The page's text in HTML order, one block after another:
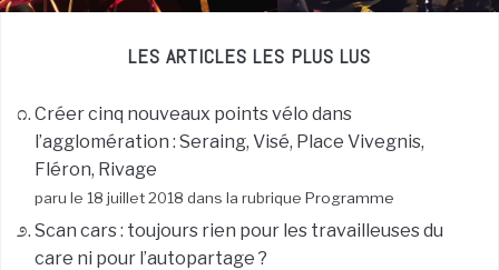
LES ARTICLES LES PLUS LUS
Créer cinq nouveaux points vélo dans
l’agglomération : Seraing, Visé, Place Vivegnis,
Fléron, Rivage
paru le 18 juillet 2018 dans la rubrique Programme
Scan cars : toujours rien pour les travailleuses du
care ni pour l’autopartage ?